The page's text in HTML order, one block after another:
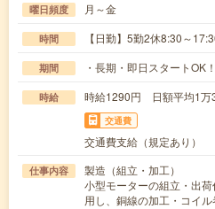
曜日頻度 月～金
時間 【日勤】5勤2休8:30～
期間 ・長期・即日スタートOK！
時給 時給1290円 日額平均1万
交通費
交通費支給（規定あり）
仕事内容
製造（組立・加工）
小型モーターの組立・出
用し、銅線の加工・コイ